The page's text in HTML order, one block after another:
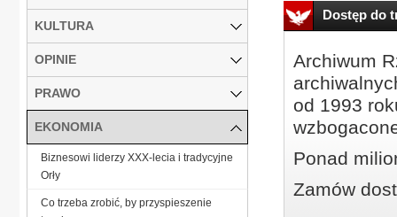
Dostęp do
Archiwum
od 1993
Ponad
Zamów
KULTURA
OPINIE
PRAWO
EKONOMIA
Biznesowi liderzy XXX-lecia i tradycyjne
Orły
Co trzeba zrobić, by przyspieszenie